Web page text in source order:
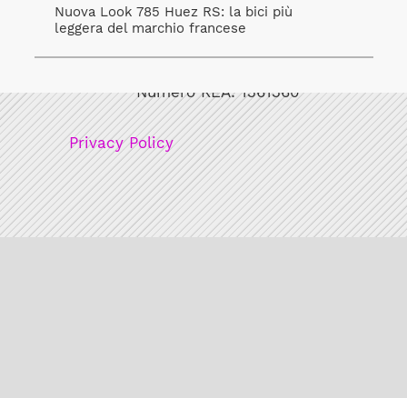
Nuova Look 785 Huez RS: la bici più
leggera del marchio francese
Numero REA: 1361360
Privacy Policy